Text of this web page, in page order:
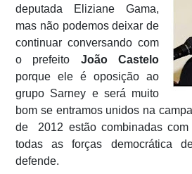
deputada Eliziane Gama,
mas não podemos deixar de
continuar conversando com
o prefeito João Castelo
porque ele é oposição ao
grupo Sarney e será muito
bom se entramos unidos na
de 2012 estão combinadas
todas as forças democrática
defende.